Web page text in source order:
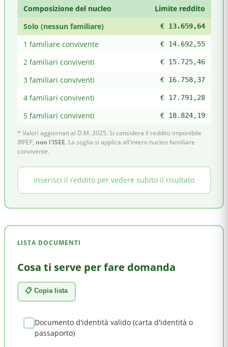
Composizione del nucleo
Limite reddito
Solo (nessun familiare)
€ 13.659,64
1 familiare convivente € 14.692,55
2 familiari conviventi € 15.725,46
3 familiari conviventi € 16.758,37
4 familiari conviventi € 17.791,28
5 familiari conviventi € 18.824,19
* Valori aggiornati al D.M. 2025. Si considera il reddito imponibile
IRPEF, non l'ISEE. La soglia si applica all'intero nucleo familiare
convivente.
Inserisci il reddito per vedere subito il risultato
LISTA DOCUMENTI
Cosa ti serve per fare domanda
📋 Copia lista
Documento d'identità valido (carta d'identità o
passaporto)